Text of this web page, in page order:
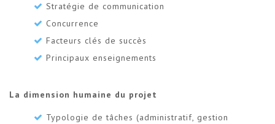
Stratégie de communication
Concurrence
Facteurs clés de succès
Principaux enseignements
La dimension humaine du projet
Typologie de tâches (administratif, gestion